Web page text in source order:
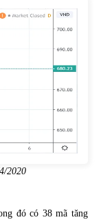
2020
đó có 38 mã tăng